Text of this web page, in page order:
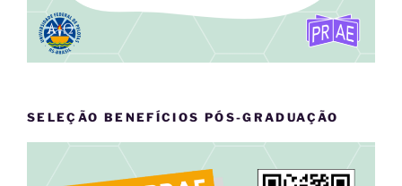
SELEÇÃO BENEFÍCIOS PÓS-GRADUAÇÃO